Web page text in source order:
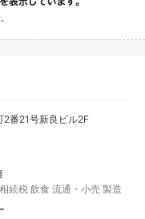
2番21号新良ビル2F
相続税 飲食 流通・小売 製造